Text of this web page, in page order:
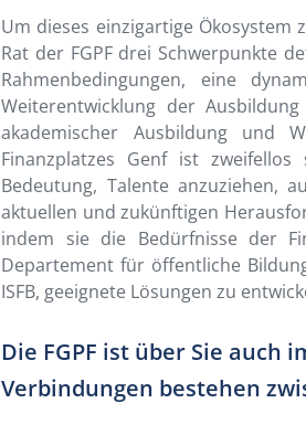
Um dieses einzigartige
Rat der FGPF drei Schwerpunkte
Rahmenbedingungen, eine
Weiterentwicklung der
akademischer Ausbildung und
Finanzplatzes Genf ist
Bedeutung, Talente anzuziehen,
aktuellen und zukünftigen
indem sie die Bedürfnisse der
Departement für öffentliche
ISFB, geeignete Lösungen zu
Die FGPF ist über Sie auch
Verbindungen bestehen